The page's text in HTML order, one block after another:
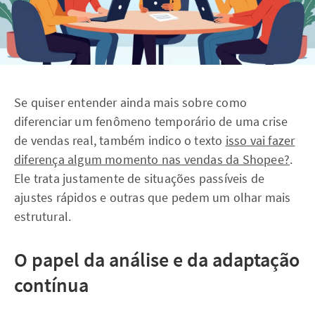
Se quiser entender ainda mais sobre como
diferenciar um fenômeno temporário de uma crise
de vendas real, também indico o texto isso vai fazer
diferença algum momento nas vendas da Shopee?.
Ele trata justamente de situações passíveis de
ajustes rápidos e outras que pedem um olhar mais
estrutural.
O papel da análise e da adaptação
contínua